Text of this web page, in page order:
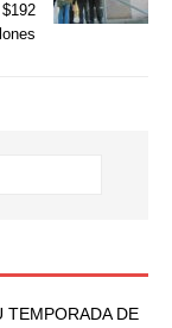
TEMPORADA DE